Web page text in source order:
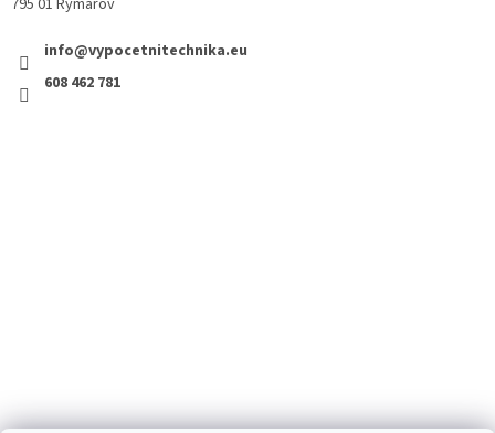
795 01 Rýmařov
info@vypocetnitechnika.eu
608 462 781